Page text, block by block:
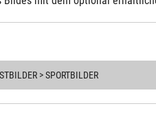
> SPORTBILDER